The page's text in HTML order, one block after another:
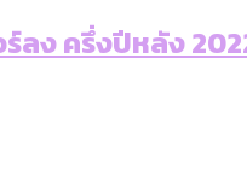
สาธารณะและพื้นที่สีเขี
ง ครึ่งปีหลัง